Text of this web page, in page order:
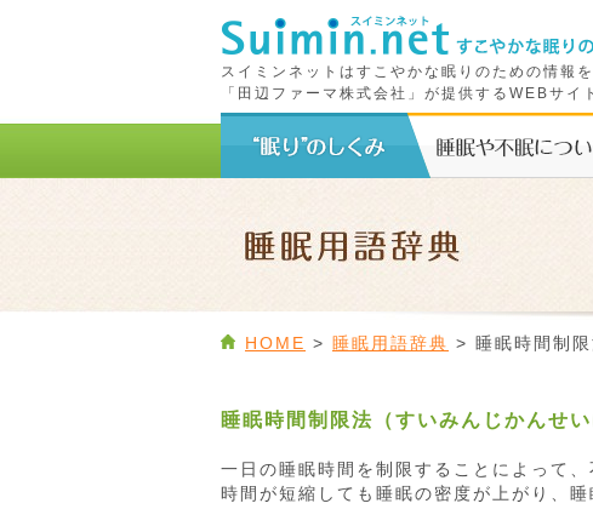
スイミンネットはすこやかな眠りのための情報を
「田辺ファーマ株式会社」が提供するWEBサイ
HOME > 睡眠用語辞典 > 睡眠時間制限
睡眠時間制限法（すいみんじかんせい
一日の睡眠時間を制限することによって
時間が短縮しても睡眠の密度が上がり、